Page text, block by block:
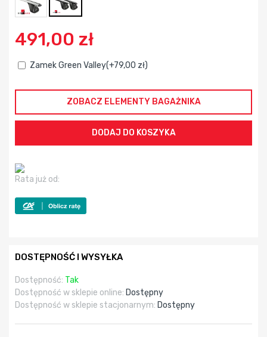
491,00 zł
Zamek Green Valley(+79,00 zł)
ZOBACZ ELEMENTY BAGAŻNIKA
Rata już od:
DOSTĘPNOŚĆ I WYSYŁKA
Dostępność: Tak
Dostępność w sklepie online: Dostępny
Dostępność w sklepie stacjonarnym: Dostępny